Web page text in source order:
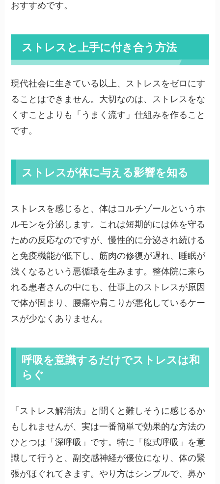
おすすめです。
ストレスと上手に付き合う方法
現代社会に生きている以上、ストレスをゼロにす
ることはできません。大切なのは、ストレスをな
くすことよりも「うまく流す」仕組みを作ること
です。
ストレスが体に与える影響を知る
ストレスを感じると、体はコルチゾールというホ
ルモンを分泌します。これは短期的には体を守る
ための反応なのですが、慢性的に分泌され続ける
と免疫機能が低下し、筋肉の修復が遅れ、睡眠が
浅くなるという悪循環を生みます。整体院に来ら
れる患者さんの中にも、仕事上のストレスが原因
で体が固まり、腰痛や肩こりが悪化しているケー
スが少なくありません。
呼吸を意識するだけでストレスは和
らぐ
「ストレス解消法」と聞くと難しそうに感じるか
もしれませんが、実は一番簡単で効果的な方法の
ひとつは「深呼吸」です。特に「腹式呼吸」を意
識して行うと、副交感神経が優位になり、体の緊
張がほぐれてきます。やり方はシンプルで、鼻か